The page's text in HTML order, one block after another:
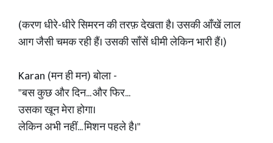
(करण धीरे-धीरे सिमरन की तरफ़ देखता है। उसकी आँखें लाल
आग जैसी चमक रही हैं। उसकी साँसें धीमी लेकिन भारी हैं।)
Karan (मन ही मन) बोला -
"बस कुछ और दिन... और फिर...
उसका खून मेरा होगा।
लेकिन अभी नहीं... मिशन पहले है।"